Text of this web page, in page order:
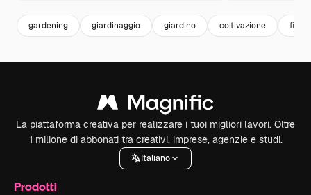
gardening giardinaggio giardino coltivazione fiori
La piattaforma creativa per realizzare i tuoi migliori lavori. Oltre
1 milione di abbonati tra creativi, imprese, agenzie e studi.
Italiano
Prodotti